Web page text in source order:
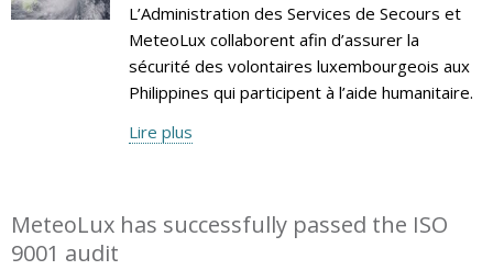
L’Administration des Services de Secours et
MeteoLux collaborent afin d’assurer la
sécurité des volontaires luxembourgeois aux
Philippines qui participent à l’aide humanitaire.
Lire plus
MeteoLux has successfully passed the ISO
9001 audit